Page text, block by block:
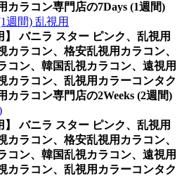
カラコン専門店の7Days (1週間)
週間) 乱視用
】 バニラ スター ピンク、乱視用
カラコン、格安乱視用カラコン、
コン、韓国乱視カラコン、遠視用
カラコン、乱視用カラーコンタク
カラコン専門店の2Weeks (2週間)
】 バニラ スター ピンク、乱視用
カラコン、格安乱視用カラコン、
コン、韓国乱視カラコン、遠視用
カラコン、乱視用カラーコンタク